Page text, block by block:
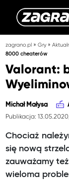
zagrano.pl »Gry»
8000 cheaterów
Valorant:
Michał Małysa
Publikacja:
Chociaż
się nową
zauważamy
wieloma